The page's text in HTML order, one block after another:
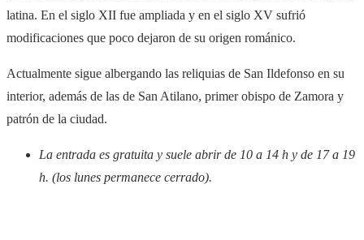
latina. En el siglo XII fue ampliada y en el siglo XV sufrió
modificaciones que poco dejaron de su origen románico.
Actualmente sigue albergando las reliquias de San Ildefonso en su
interior, además de las de San Atilano, primer obispo de Zamora y
patrón de la ciudad.
La entrada es gratuita y suele abrir de 10 a 14 h y de 17 a 19
h. (los lunes permanece cerrado).